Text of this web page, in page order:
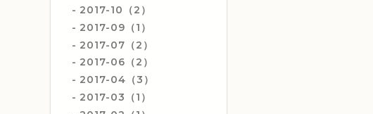
2017-10（2）
2017-09（1）
2017-07（2）
2017-06（2）
2017-04（3）
2017-03（1）